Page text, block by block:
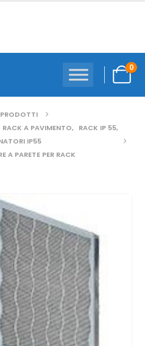
0
PRODOTTI
RACK A PAVIMENTO, RACK IP 55,
IP55
A PARETE PER RACK